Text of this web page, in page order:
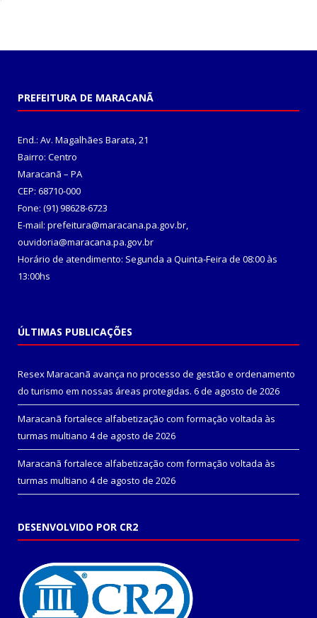
PREFEITURA DE MARACANÃ
End.: Av. Magalhães Barata, 21
Bairro: Centro
Maracanã – PA
CEP: 68710-000
Fone: (91) 98628-6723
E-mail: prefeitura@maracana.pa.gov.br,
ouvidoria@maracana.pa.gov.br
Horário de atendimento: Segunda a Quinta-Feira de 08:00 às
13:00hs
ÚLTIMAS PUBLICAÇÕES
Resex Maracanã avança no processo de gestão e ordenamento
do turismo em nossas áreas protegidas. 6 de agosto de 2026
Maracanã fortalece alfabetização com formação voltada às
turmas multiano 4 de agosto de 2026
Maracanã fortalece alfabetização com formação voltada às
turmas multiano 4 de agosto de 2026
DESENVOLVIDO POR CR2